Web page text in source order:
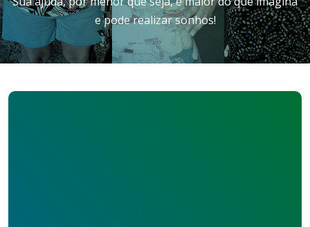
e pode realizar sonhos!